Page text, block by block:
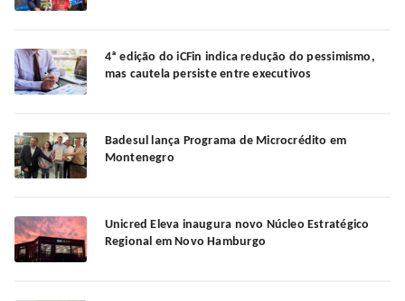
4ª edição do iCFin indica redução do pessimismo,
mas cautela persiste entre executivos
Badesul lança Programa de Microcrédito em
Montenegro
Unicred Eleva inaugura novo Núcleo Estratégico
Regional em Novo Hamburgo